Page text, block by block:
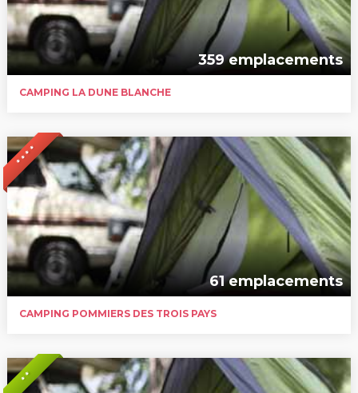
359 emplacements
CAMPING LA DUNE BLANCHE
* * * *
61 emplacements
CAMPING POMMIERS DES TROIS PAYS
* *